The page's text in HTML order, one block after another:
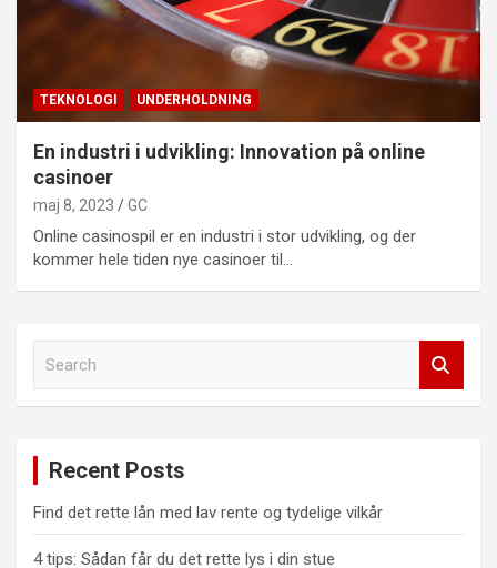
TEKNOLOGI UNDERHOLDNING
En industri i udvikling: Innovation på online
casinoer
maj 8, 2023 GC
Online casinospil er en industri i stor udvikling, og der
kommer hele tiden nye casinoer til…
Recent Posts
Find det rette lån med lav rente og tydelige vilkår
4 tips: Sådan får du det rette lys i din stue